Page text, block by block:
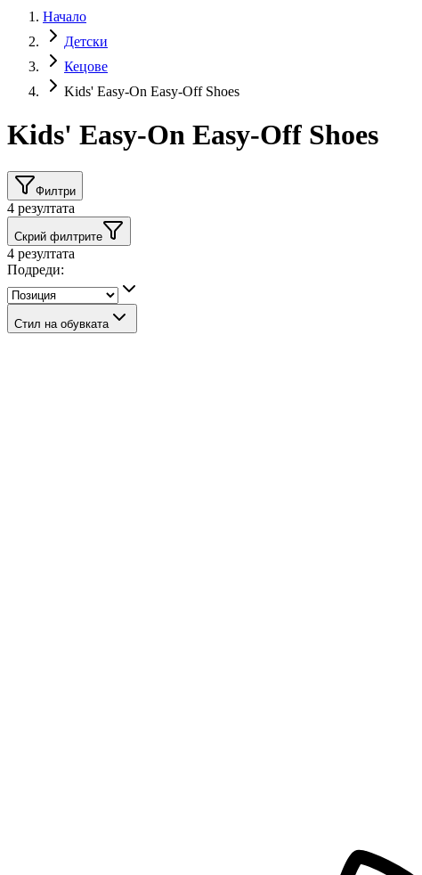
Начало
Детски
Кецове
Kids' Easy-On Easy-Off Shoes
Kids' Easy-On Easy-Off Shoes
Филтри
4 резултата
Скрий филтрите
4 резултата
Подреди:
Стил на обувката